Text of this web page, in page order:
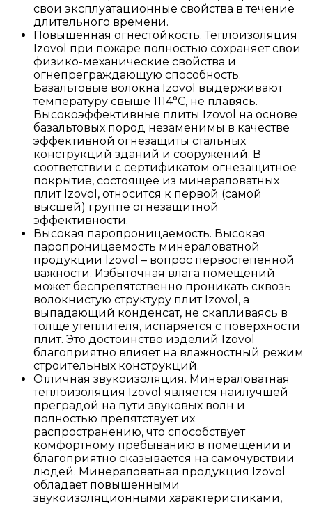
свои эксплуатационные свойства в течение
длительного времени.
Повышенная огнестойкость. Теплоизоляция
Izovol при пожаре полностью сохраняет свои
физико-механические свойства и
огнепреграждающую способность.
Базальтовые волокна Izovol выдерживают
температуру свыше 1114°С, не плавясь.
Высокоэффективные плиты Izovol на основе
базальтовых пород незаменимы в качестве
эффективной огнезащиты стальных
конструкций зданий и сооружений. В
соответствии с сертификатом огнезащитное
покрытие, состоящее из минераловатных
плит Izovol, относится к первой (самой
высшей) группе огнезащитной
эффективности.
Высокая паропроницаемость. Высокая
паропроницаемость минераловатной
продукции Izovol – вопрос первостепенной
важности. Избыточная влага помещений
может беспрепятственно проникать сквозь
волокнистую структуру плит Izovol, а
выпадающий конденсат, не скапливаясь в
толще утеплителя, испаряется с поверхности
плит. Это достоинство изделий Izovol
благоприятно влияет на влажностный режим
строительных конструкций.
Отличная звукоизоляция. Минераловатная
теплоизоляция Izovol является наилучшей
преградой на пути звуковых волн и
полностью препятствует их
распространению, что способствует
комфортному пребыванию в помещении и
благоприятно сказывается на самочувствии
людей. Минераловатная продукция Izovol
обладает повышенными
звукоизоляционными характеристиками,